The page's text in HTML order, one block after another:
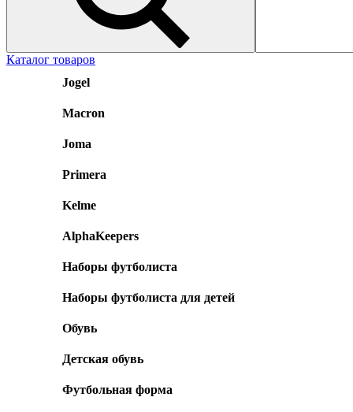
Каталог товаров
Jogel
Macron
Joma
Primera
Kelme
AlphaKeepers
Наборы футболиста
Наборы футболиста для детей
Обувь
Детская обувь
Футбольная форма